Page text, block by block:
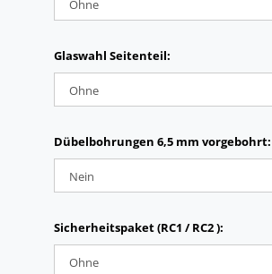
Glaswahl Seitenteil:
Dübelbohrungen 6,5 mm vorgebohrt:
Sicherheitspaket (RC1 / RC2 ):